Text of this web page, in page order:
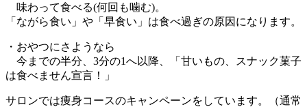
味わって食べる(何回も噛む)。
「ながら食い」や「早食い」は食べ過ぎの原因になります。
・おやつにさようなら
今までの半分、3分の1へ以降、「甘いもの、スナック菓子
は食べません宣言！」
サロンでは痩身コースのキャンペーンをしています。（通常